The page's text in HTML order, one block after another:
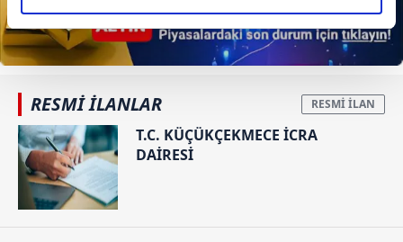
elimizden gelen çabayı gösterdiğimizi ve bu noktada,
reklamların maliyetlerimizi karşılamak noktasında tek gelir
kalemimiz olduğunu sizlere hatırlatmak isteriz.
Her halükârda, kullanıcılar, bu çerezlere izin vermedikleri
takdirde, kullanıcılara hedefli reklamlar
gösterilmeyecektir."
Sizlere daha iyi bir hizmet sunabilmek için İnternet
Sitemizde kendimize ve üçüncü kişilere ait çerezler
kullanılmaktadır. Bu çerezler vasıtasıyla çeşitli kişisel
RESMİ İLANLAR
T.C. KÜÇÜKÇEKMECE İCRA
DAİRESİ